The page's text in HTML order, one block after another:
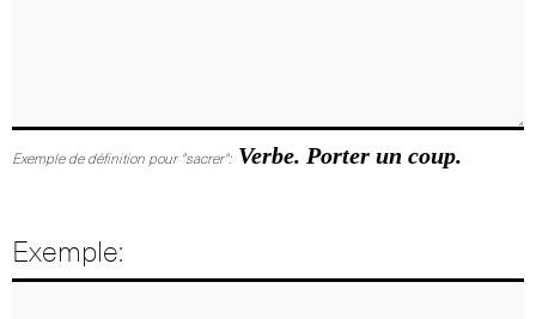
Exemple de définition pour "sacrer": Verbe. Porter un coup.
Exemple: